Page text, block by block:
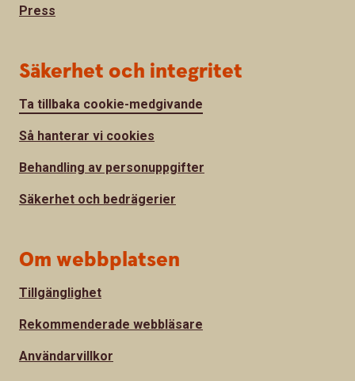
Press
Säkerhet och integritet
Ta tillbaka cookie-medgivande
Så hanterar vi cookies
Behandling av personuppgifter
Säkerhet och bedrägerier
Om webbplatsen
Tillgänglighet
Rekommenderade webbläsare
Användarvillkor